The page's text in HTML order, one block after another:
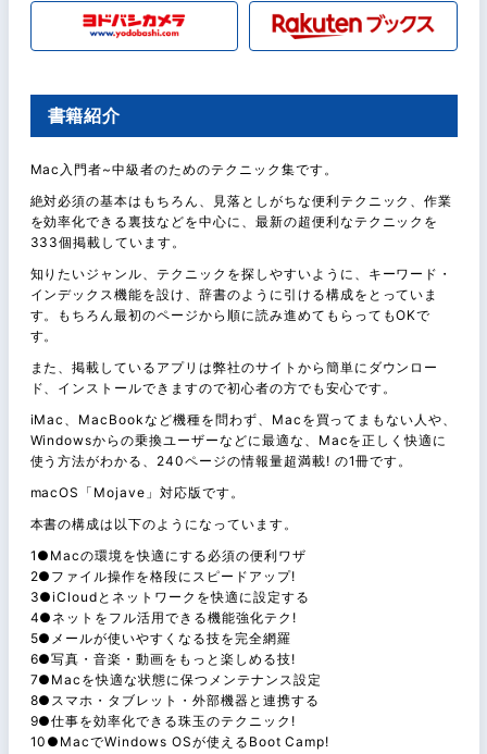
書籍紹介
Mac入門者~中級者のためのテクニック集です。
絶対必須の基本はもちろん、見落としがちな便利テクニック、作業
を効率化できる裏技などを中心に、最新の超便利なテクニックを
333個掲載しています。
知りたいジャンル、テクニックを探しやすいように、キーワード・
インデックス機能を設け、辞書のように引ける構成をとっていま
す。もちろん最初のページから順に読み進めてもらってもOKで
す。
また、掲載しているアプリは弊社のサイトから簡単にダウンロー
ド、インストールできますので初心者の方でも安心です。
iMac、MacBookなど機種を問わず、Macを買ってまもない人や、
Windowsからの乗換ユーザーなどに最適な、Macを正しく快適に
使う方法がわかる、240ページの情報量超満載! の1冊です。
macOS「Mojave」対応版です。
本書の構成は以下のようになっています。
1●Macの環境を快適にする必須の便利ワザ
2●ファイル操作を格段にスピードアップ!
3●iCloudとネットワークを快適に設定する
4●ネットをフル活用できる機能強化テク!
5●メールが使いやすくなる技を完全網羅
6●写真・音楽・動画をもっと楽しめる技!
7●Macを快適な状態に保つメンテナンス設定
8●スマホ・タブレット・外部機器と連携する
9●仕事を効率化できる珠玉のテクニック!
10●MacでWindows OSが使えるBoot Camp!